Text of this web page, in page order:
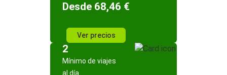
Desde 68,46 €
Ver precios
2
Mínimo de viajes
al día